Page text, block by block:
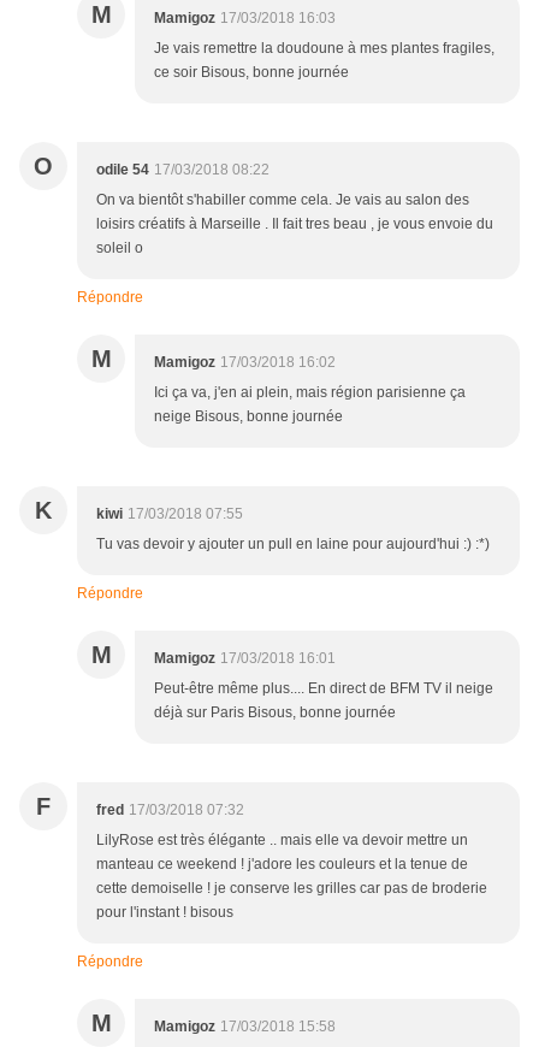
M Mamigoz 17/03/2018 16:03
Je vais remettre la doudoune à mes plantes fragiles,
ce soir Bisous, bonne journée
O odile 54 17/03/2018 08:22
On va bientôt s'habiller comme cela. Je vais au salon des
loisirs créatifs à Marseille . Il fait tres beau , je vous envoie du
soleil o
Répondre
M Mamigoz 17/03/2018 16:02
Ici ça va, j'en ai plein, mais région parisienne ça
neige Bisous, bonne journée
K kiwi 17/03/2018 07:55
Tu vas devoir y ajouter un pull en laine pour aujourd'hui :) :*)
Répondre
M Mamigoz 17/03/2018 16:01
Peut-être même plus.... En direct de BFM TV il neige
déjà sur Paris Bisous, bonne journée
F fred 17/03/2018 07:32
LilyRose est très élégante .. mais elle va devoir mettre un
manteau ce weekend ! j'adore les couleurs et la tenue de
cette demoiselle ! je conserve les grilles car pas de broderie
pour l'instant ! bisous
Répondre
M Mamigoz 17/03/2018 15:58